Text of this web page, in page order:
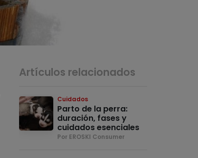
Artículos relacionados
Cuidados
Parto de la perra:
duración, fases y
cuidados esenciales
Por EROSKI Consumer